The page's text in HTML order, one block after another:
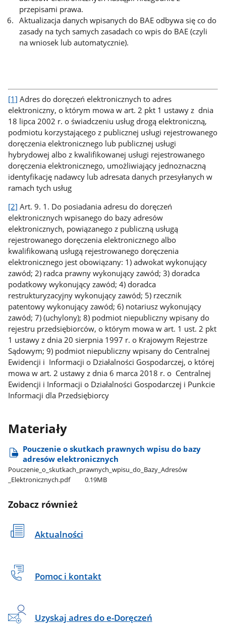
przepisami prawa.
Aktualizacja danych wpisanych do BAE odbywa się co do
zasady na tych samych zasadach co wpis do BAE (czyli
na wniosek lub automatycznie).
[1] Adres do doręczeń elektronicznych to adres
elektroniczny, o którym mowa w art. 2 pkt 1 ustawy z dnia
18 lipca 2002 r. o świadczeniu usług drogą elektroniczną,
podmiotu korzystającego z publicznej usługi rejestrowanego
doręczenia elektronicznego lub publicznej usługi
hybrydowej albo z kwalifikowanej usługi rejestrowanego
doręczenia elektronicznego, umożliwiający jednoznaczną
identyfikację nadawcy lub adresata danych przesyłanych w
ramach tych usług
[2] Art. 9. 1. Do posiadania adresu do doręczeń
elektronicznych wpisanego do bazy adresów
elektronicznych, powiązanego z publiczną usługą
rejestrowanego doręczenia elektronicznego albo
kwalifikowaną usługą rejestrowanego doręczenia
elektronicznego jest obowiązany: 1) adwokat wykonujący
zawód; 2) radca prawny wykonujący zawód; 3) doradca
podatkowy wykonujący zawód; 4) doradca
restrukturyzacyjny wykonujący zawód; 5) rzecznik
patentowy wykonujący zawód; 6) notariusz wykonujący
zawód; 7) (uchylony); 8) podmiot niepubliczny wpisany do
rejestru przedsiębiorców, o którym mowa w art. 1 ust. 2 pkt
1 ustawy z dnia 20 sierpnia 1997 r. o Krajowym Rejestrze
Sądowym; 9) podmiot niepubliczny wpisany do Centralnej
Ewidencji i Informacji o Działalności Gospodarczej, o której
mowa w art. 2 ustawy z dnia 6 marca 2018 r. o Centralnej
Ewidencji i Informacji o Działalności Gospodarczej i Punkcie
Informacji dla Przedsiębiorcy
Materiały
Pouczenie o skutkach prawnych wpisu do bazy
adresów elektronicznych
Pouczenie​_o​_skutkach​_prawnych​_wpisu​_do​_Bazy​_Adresów​
_Elektronicznych.pdf
0.19MB
Zobacz również
Aktualności
Pomoc i kontakt
Uzyskaj adres do e-Doręczeń